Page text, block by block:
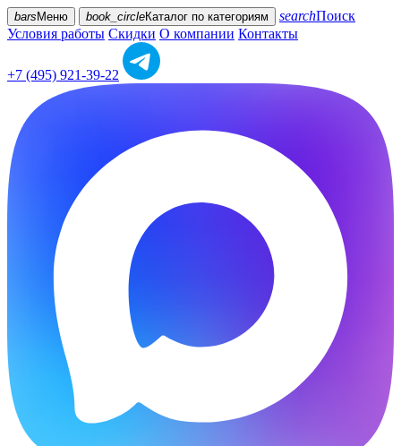
bars Меню book_circleКаталог по категориям searchПоиск
Условия работы Скидки О компании Контакты
+7 (495) 921-39-22